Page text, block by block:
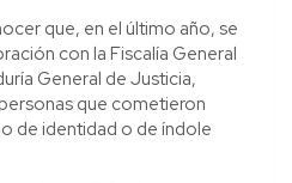
que, en el último año, se
con la Fiscalía General
General de Justicia,
que cometieron
de identidad o de índole